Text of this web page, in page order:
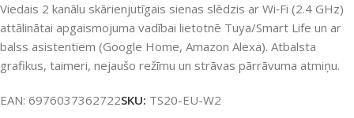
Viedais 2 kanālu skārienjutīgais sienas slēdzis ar Wi‑Fi (2.4 GHz)
attālinātai apgaismojuma vadībai lietotnē Tuya/Smart Life un ar
balss asistentiem (Google Home, Amazon Alexa). Atbalsta
grafikus, taimeri, nejaušo režīmu un strāvas pārrāvuma atmiņu.
EAN: 6976037362722SKU: TS20-EU-W2